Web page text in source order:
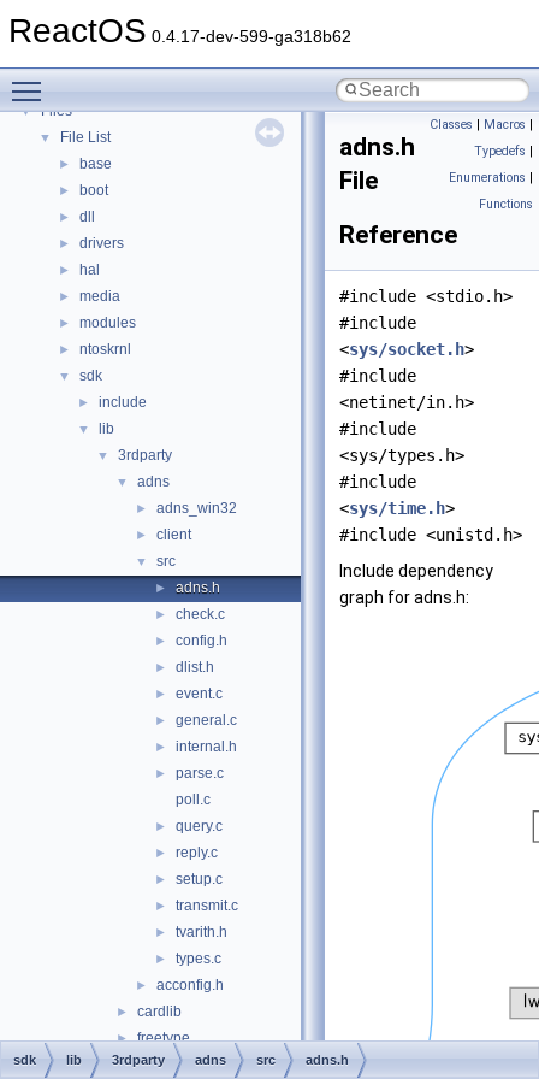
ReactOS 0.4.17-dev-599-ga318b62
► Modules
►
▼ Files
▼ File List
► base
► boot
► dll
► drivers
► hal
► media
► modules
► ntoskrnl
▼ sdk
► include
▼ lib
▼ 3rdparty
▼ adns
► adns_win32
► client
▼ src
► adns.h
► check.c
► config.h
► dlist.h
► event.c
► general.c
► internal.h
►
parse.c
poll.c
► query.c
► reply.c
► setup.c
► transmit.c
► tvarith.h
► types.c
► acconfig.h
► cardlib
► freetype
► libmpg123
Classes | Macros |
Typedefs |
Enumerations |
Functions
adns.h
File
Reference
#include <stdio.h>
#include
<sys/socket.h>
#include
<netinet/in.h>
#include
<sys/types.h>
#include
<sys/time.h>
#include <unistd.h>
Include dependency
graph for adns.h:
sdk lib 3rdparty adns src adns.h